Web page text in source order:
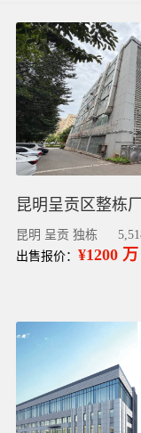
昆明 呈贡 独栋
出售报价： ¥1200 万